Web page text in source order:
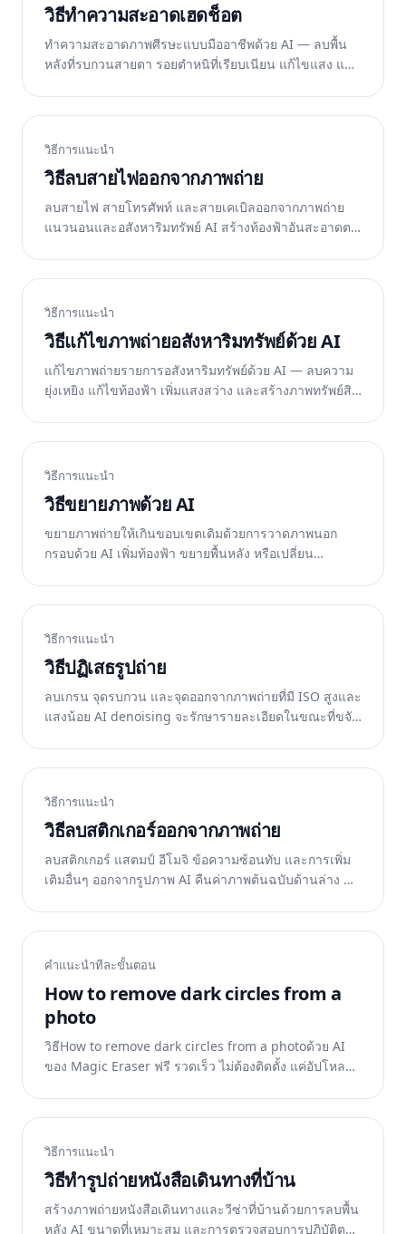
วิธีทำความสะอาดเฮดช็อต
ทำความสะอาดภาพศีรษะแบบมืออาชีพด้วย AI — ลบพื้น
หลังที่รบกวนสายตา รอยตำหนิที่เรียบเนียน แก้ไขแสง และ
วิธีการแนะนำ
วิธีลบสายไฟออกจากภาพถ่าย
ลบสายไฟ สายโทรศัพท์ และสายเคเบิลออกจากภาพถ่าย
แนวนอนและอสังหาริมทรัพย์ AI สร้างท้องฟ้าอันสะอาดตา
วิธีการแนะนำ
วิธีแก้ไขภาพถ่ายอสังหาริมทรัพย์ด้วย AI
แก้ไขภาพถ่ายรายการอสังหาริมทรัพย์ด้วย AI — ลบความ
ยุ่งเหยิง แก้ไขท้องฟ้า เพิ่มแสงสว่าง และสร้างภาพทรัพย์สิน
วิธีการแนะนำ
วิธีขยายภาพด้วย AI
ขยายภาพถ่ายให้เกินขอบเขตเดิมด้วยการวาดภาพนอก
กรอบด้วย AI เพิ่มท้องฟ้า ขยายพื้นหลัง หรือเปลี่ยน
วิธีการแนะนำ
วิธีปฏิเสธรูปถ่าย
ลบเกรน จุดรบกวน และจุดออกจากภาพถ่ายที่มี ISO สูงและ
แสงน้อย AI denoising จะรักษารายละเอียดในขณะที่ขจัด
วิธีการแนะนำ
วิธีลบสติกเกอร์ออกจากภาพถ่าย
ลบสติกเกอร์ แสตมป์ อีโมจิ ข้อความซ้อนทับ และการเพิ่ม
เติมอื่นๆ ออกจากรูปภาพ AI คืนค่าภาพต้นฉบับด้านล่าง ฟรี
คำแนะนำทีละขั้นตอน
How to remove dark circles from a
photo
วิธีHow to remove dark circles from a photoด้วย AI
ของ Magic Eraser ฟรี รวดเร็ว ไม่ต้องติดตั้ง แค่อัปโหลด
วิธีการแนะนำ
วิธีทำรูปถ่ายหนังสือเดินทางที่บ้าน
สร้างภาพถ่ายหนังสือเดินทางและวีซ่าที่บ้านด้วยการลบพื้น
หลัง AI ขนาดที่เหมาะสม และการตรวจสอบการปฏิบัติตาม